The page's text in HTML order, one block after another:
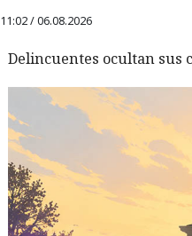
11:02 / 06.08.2026
Delincuentes ocultan sus